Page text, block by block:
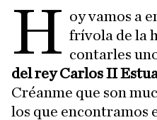
H oy vamos a
frívola de la
contarles
del rey Carlos II
Créanme que son
los que encontramos